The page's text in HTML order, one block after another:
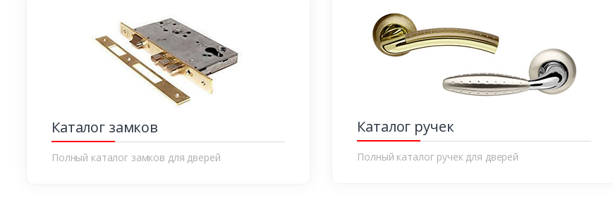
Каталог замков
Полный каталог замков для дверей
Каталог ручек
Полный каталог ручек для дверей